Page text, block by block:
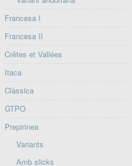
Francesa I
Francesa II
Crêtes et Vallées
Itaca
Clàssica
GTPO
Prepirinea
Variants
Amb slicks